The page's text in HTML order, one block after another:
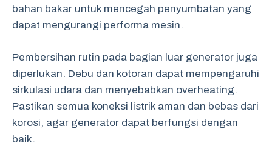
bahan bakar untuk mencegah penyumbatan yang
dapat mengurangi performa mesin.
Pembersihan rutin pada bagian luar generator juga
diperlukan. Debu dan kotoran dapat mempengaruhi
sirkulasi udara dan menyebabkan overheating.
Pastikan semua koneksi listrik aman dan bebas dari
korosi, agar generator dapat berfungsi dengan
baik.